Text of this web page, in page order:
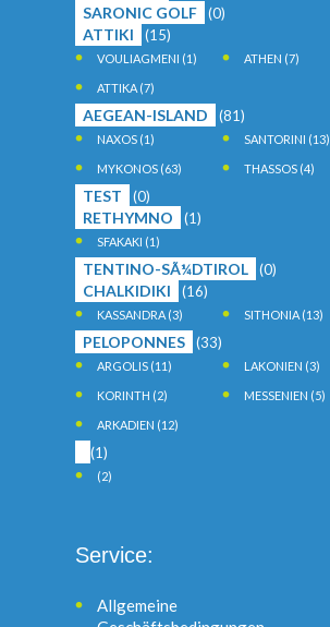
SARONIC GOLF (0)
ATTIKI (15)
VOULIAGMENI (1) ATHEN (7)
ATTIKA (7)
AEGEAN-ISLAND (81)
NAXOS (1) SANTORINI (13)
MYKONOS (63) THASSOS (4)
TEST (0)
RETHYMNO (1)
SFAKAKI (1)
TENTINO-SÃ¼DTIROL (0)
CHALKIDIKI (16)
KASSANDRA (3) SITHONIA (13)
PELOPONNES (33)
ARGOLIS (11) LAKONIEN (3)
KORINTH (2) MESSENIEN (5)
ARKADIEN (12)
(1)
(2)
Service:
Allgemeine